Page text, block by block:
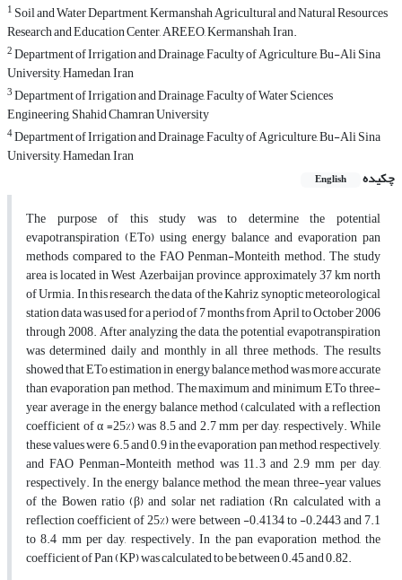
1 Soil and Water Department, Kermanshah Agricultural and Natural Resources
Research and Education Center, AREEO, Kermanshah, Iran.
2Department of Irrigation and Drainage, Faculty of Agriculture, Bu-Ali Sina
University, Hamedan, Iran
3Department of Irrigation and Drainage, Faculty of Water Sciences
Engineering, Shahid Chamran University
4Department of Irrigation and Drainage, Faculty of Agriculture, Bu-Ali Sina
University, Hamedan, Iran
چکیده
English
The purpose of this study was to determine the potential
evapotranspiration (ETo) using energy balance and evaporation pan
methods compared to the FAO Penman-Monteith method. The study
area is located in West Azerbaijan province, approximately 37 km north
of Urmia. In this research, the data of the Kahriz synoptic meteorological
station data was used for a period of 7 months from April to October 2006
through 2008. After analyzing the data, the potential evapotranspiration
was determined daily and monthly in all three methods. The results
showed that ETo estimation in energy balance method was more accurate
than evaporation pan method. The maximum and minimum ETo three-
year average in the energy balance method (calculated with a reflection
coefficient of α =25%) was 8.5 and 2.7 mm per day, respectively. While
these values were 6.5 and 0.9 in the evaporation pan method, respectively,
and FAO Penman-Monteith method was 11.3 and 2.9 mm per day,
respectively. In the energy balance method, the mean three-year values
of the Bowen ratio (β) and solar net radiation (Rn calculated with a
reflection coefficient of 25%) were between -0.4134 to -0.2443 and 7.1
to 8.4 mm per day, respectively. In the pan evaporation method, the
coefficient of Pan (KP) was calculated to be between 0.45 and 0.82.